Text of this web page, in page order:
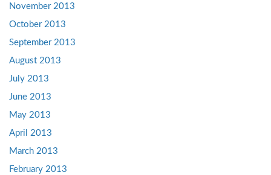
November 2013
October 2013
September 2013
August 2013
July 2013
June 2013
May 2013
April 2013
March 2013
February 2013